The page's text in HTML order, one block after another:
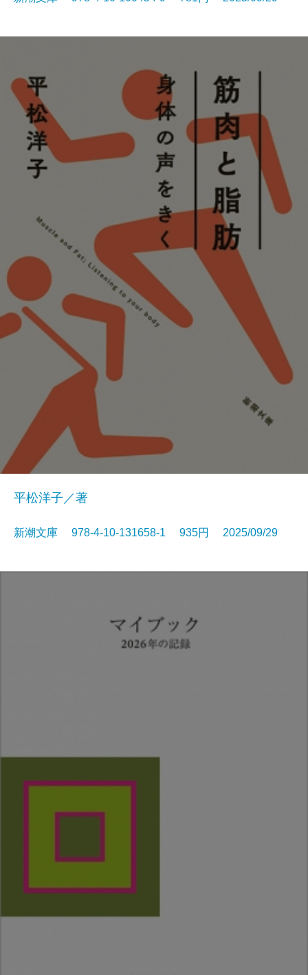
平松洋子／著
新潮文庫 978-4-10-131658-1 935円 2025/09/29